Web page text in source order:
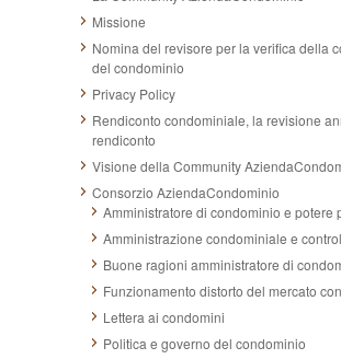
Missione
Nomina del revisore per la verifica della
del condominio
Privacy Policy
Rendiconto condominiale, la revisione
rendiconto
Visione della Community
Consorzio AziendaCondominio
Amministratore di condominio e potere
Amministrazione condominiale e
Buone ragioni amministratore di
Funzionamento distorto del mercato
Lettera ai condomini
Politica e governo del condominio